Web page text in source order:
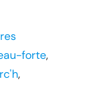
forte,
,